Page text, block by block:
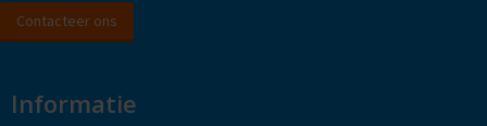
Contacteer ons
Informatie